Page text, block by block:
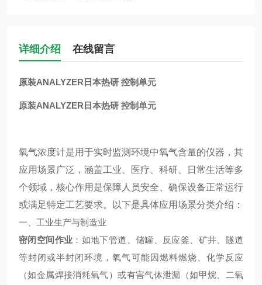
详细介绍 在线留言
原装ANALYZER日本热研 控制单元
原装ANALYZER日本热研 控制单元
氧气浓度计是用于实时监测环境中氧气含量的仪器，其
应用场景广泛，涵盖工业、医疗、科研、日常生活等多
个领域，核心作用是保障人员安全、确保设备正常运行
或满足特定工艺要求。以下是具体应用场景分类介绍：
一、工业生产与制造业
密闭空间作业 ：如地下管道、储罐、反应釜、矿井、隧道
等封闭或半封闭环境，氧气可能因燃料燃烧、化学反应
（如金属焊接消耗氧气）或有害气体泄漏（如甲烷、二氧